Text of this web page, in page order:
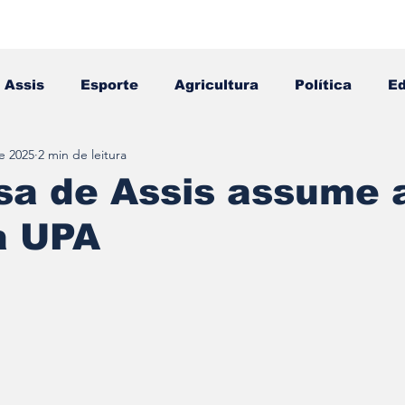
Assis Esporte Agricultura Política
Editais
de Assis assume
UPA
2025 2 min de leitura